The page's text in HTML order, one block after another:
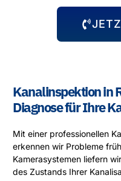
Kanalinspektion in
Diagnose für Ihre
Mit einer professionellen
erkennen wir Probleme
Kamerasystemen liefern
des Zustands Ihrer